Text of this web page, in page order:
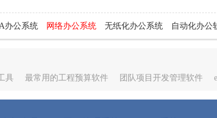
办公系统 网络办公系统 无纸化办公系统 自动化办公
具 最常用的工程预算软件 团队项目开发管理软件